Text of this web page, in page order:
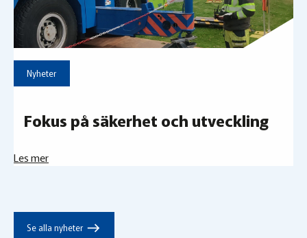
Nyheter
Fokus på säkerhet och utveckling
Les mer
Se alla nyheter east